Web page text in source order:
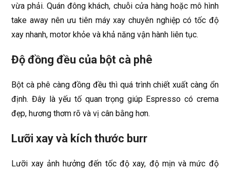
vừa phải. Quán đông khách, chuỗi cửa hàng hoặc mô hình
take away nên ưu tiên máy xay chuyên nghiệp có tốc độ
xay nhanh, motor khỏe và khả năng vận hành liên tục.
Độ đồng đều của bột cà phê
Bột cà phê càng đồng đều thì quá trình chiết xuất càng ổn
định. Đây là yếu tố quan trọng giúp Espresso có crema
đẹp, hương thơm rõ và vị cân bằng hơn.
Lưỡi xay và kích thước burr
Lưỡi xay ảnh hưởng đến tốc độ xay, độ mịn và mức độ